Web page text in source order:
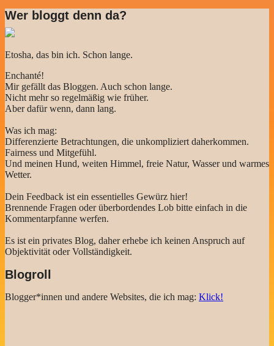
Wer bloggt denn da?
Etosha, das bin ich. Schon lange.
Enchanté!
Mir gefällt das Bloggen. Auch schon lange.
Nicht mehr so regelmäßig wie früher.
Aber dafür wenn, dann lang.
Was ich mag:
Differenzierte Betrachtungen, die unkompliziert daherkommen.
Fairness und Mitgefühl.
Und meinen Hund, weiten Himmel, freie Natur, Wasser und warmes
Wetter.
Dein Feedback ist ein essentielles Gewürz hier!
Brennende Fragen oder überbordendes Lob bitte einfach in die
Kommentarpfanne werfen.
Es ist ein privates Blog, daher erhebe ich keinen Anspruch auf
Objektivität oder Vollständigkeit.
Blogroll
Blogger*innen und andere Websites, die ich mag: Klick!